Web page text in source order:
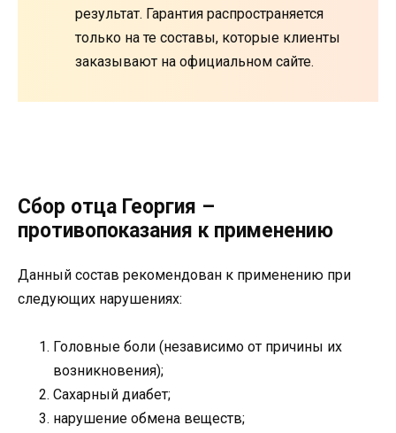
результат. Гарантия распространяется
только на те составы, которые клиенты
заказывают на официальном сайте.
Сбор отца Георгия –
противопоказания к применению
Данный состав рекомендован к применению при
следующих нарушениях:
Головные боли (независимо от причины их
возникновения);
Сахарный диабет;
нарушение обмена веществ;